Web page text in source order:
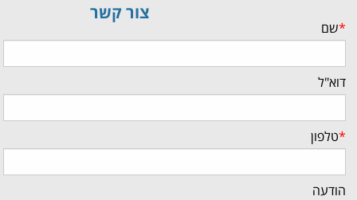
צור קשר
*שם
דוא"ל
*טלפון
הודעה